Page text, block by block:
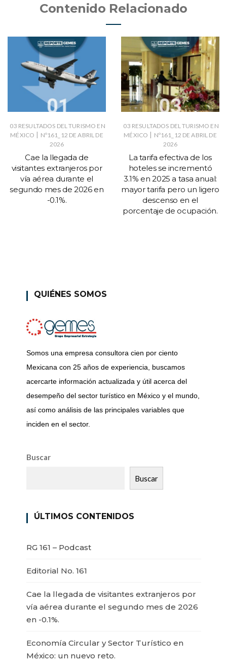
Contenido Relacionado
03 RESULTADOS DEL TURISMO EN
MÉXICO
Nº161_12 DE ABRIL DE
2026
Cae la llegada de
visitantes extranjeros por
vía aérea durante el
segundo mes de 2026 en
-0.1%.
03 RESULTADOS DEL TURISMO EN
MÉXICO
Nº161_12 DE ABRIL DE
2026
La tarifa efectiva de los
hoteles se incrementó
3.1% en 2025 a tasa anual:
mayor tarifa pero un ligero
descenso en el
porcentaje de ocupación.
QUIÉNES SOMOS
Somos una empresa consultora cien por ciento
Mexicana con 25 años de experiencia, buscamos
acercarte información actualizada y útil acerca del
desempeño del sector turístico en México y el mundo,
así como análisis de las principales variables que
inciden en el sector.
Buscar
Buscar
ÚLTIMOS CONTENIDOS
RG 161 – Podcast
Editorial No. 161
Cae la llegada de visitantes extranjeros por
vía aérea durante el segundo mes de 2026
en -0.1%.
Economía Circular y Sector Turístico en
México: un nuevo reto.